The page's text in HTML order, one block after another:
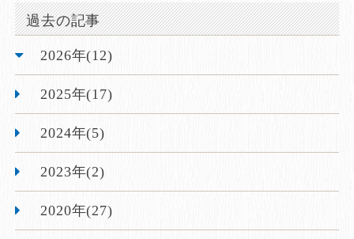
過去の記事
2026年(12)
2025年(17)
2024年(5)
2023年(2)
2020年(27)